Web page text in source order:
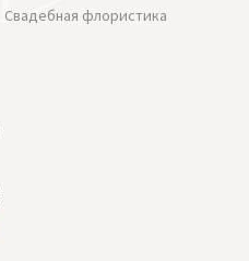
Свадебная флористика